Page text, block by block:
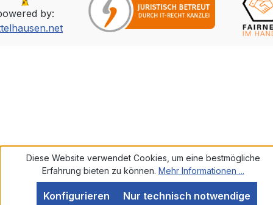
by:
Diese Website verwendet Cookies, um eine bestmögliche
Erfahrung bieten zu können. Mehr Informationen ...
Nur technisch notwendige
Konfigurieren